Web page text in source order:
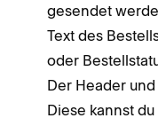
gesendet
Text des
oder
Der Header
Diese kannst